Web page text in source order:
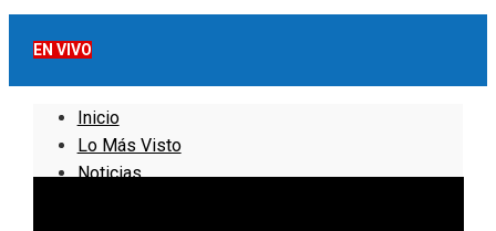
EN VIVO
Inicio
Lo Más Visto
Noticias